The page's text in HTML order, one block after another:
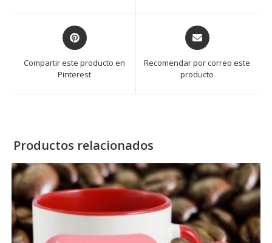
Compartir este producto en
Pinterest
Recomendar por correo este
producto
Productos relacionados